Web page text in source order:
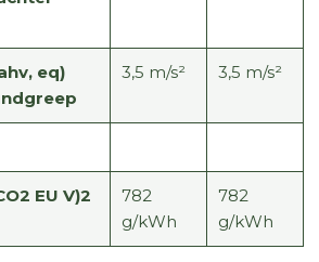
eq)
3,5 m/s² 3,5 m/s²
EU V)2
782
g/kWh
782
g/kWh